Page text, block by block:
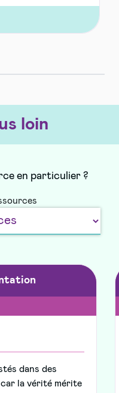
loin
en particulier ?
dans des
la vérité mérite